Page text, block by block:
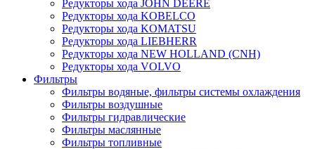
Редукторы хода JOHN DEERE
Редукторы хода KOBELCO
Редукторы хода KOMATSU
Редукторы хода LIEBHERR
Редукторы хода NEW HOLLAND (CNH)
Редукторы хода VOLVO
Фильтры
Фильтры водяные, фильтры системы охлаждения
Фильтры воздушные
Фильтры гидравлические
Фильтры маслянные
Фильтры топливные